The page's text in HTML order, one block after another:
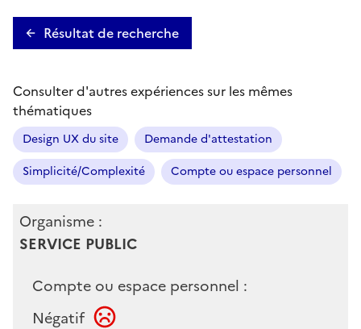
Résultat de recherche
Consulter d'autres expériences sur les mêmes
thématiques
Design UX du site
Demande d'attestation
Simplicité/Complexité
Compte ou espace personnel
Organisme :
SERVICE PUBLIC
Compte ou espace personnel :
Négatif